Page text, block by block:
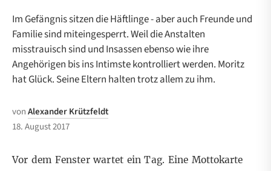
Im Gefängnis sitzen die Häftlinge - aber auch Freunde und
Familie sind miteingesperrt. Weil die Anstalten
misstrauisch sind und Insassen ebenso wie ihre
Angehörigen bis ins Intimste kontrolliert werden. Moritz
hat Glück. Seine Eltern halten trotz allem zu ihm.
vonAlexander Krützfeldt
18. August 2017
Vor dem Fenster wartet ein Tag. Eine Mottokarte